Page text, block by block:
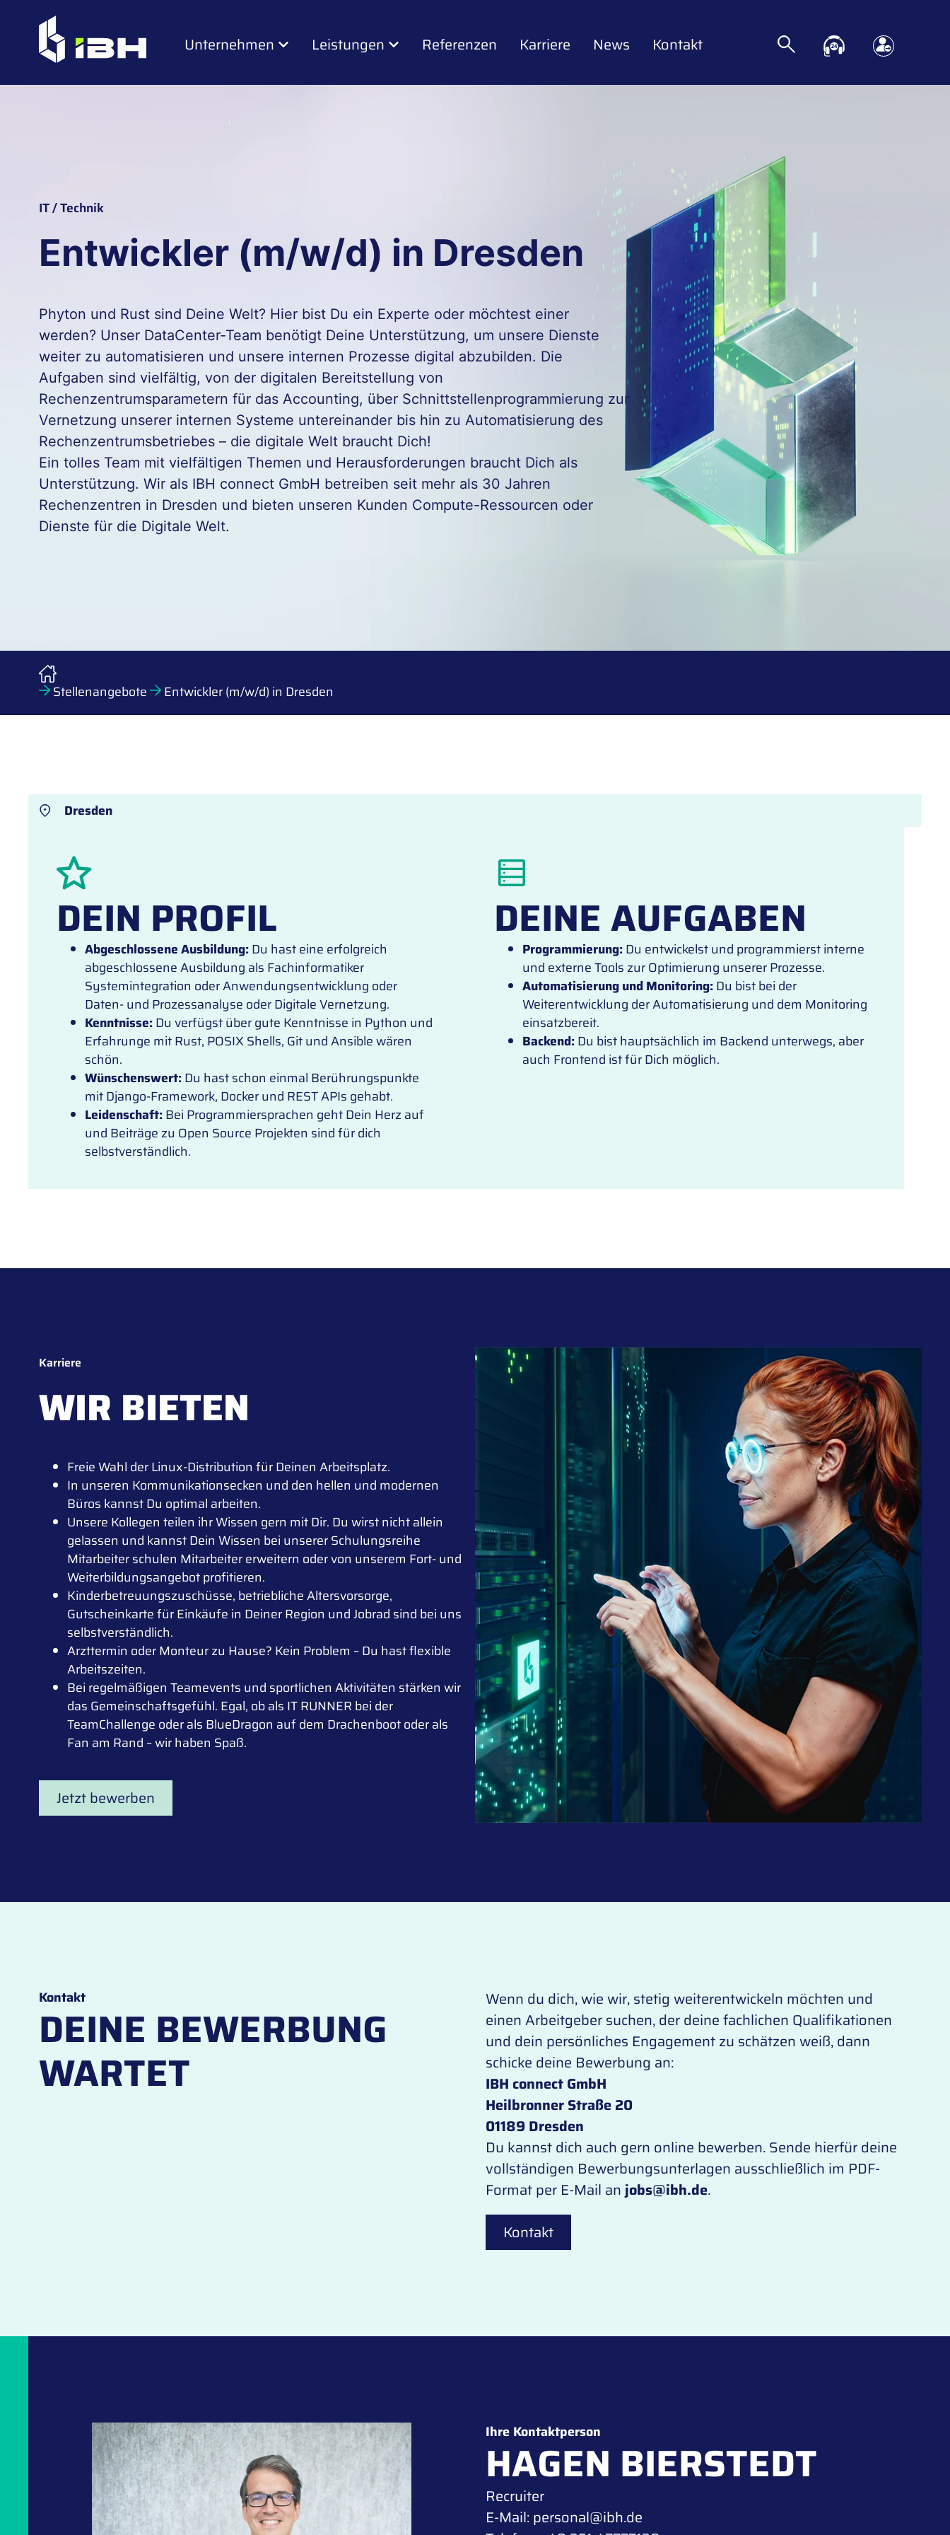
Unternehmen Leistungen Referenzen Karriere News Kontakt
IT / Technik
Entwickler (m/w/d) in Dresden
Phyton und Rust sind Deine Welt? Hier bist Du ein Experte oder möchtest einer
werden? Unser DataCenter-Team benötigt Deine Unterstützung, um unsere Dienste
weiter zu automatisieren und unsere internen Prozesse digital abzubilden. Die
Aufgaben sind vielfältig, von der digitalen Bereitstellung von
Rechenzentrumsparametern für das Accounting, über Schnittstellenprogrammierung zur
Vernetzung unserer internen Systeme untereinander bis hin zu Automatisierung des
Rechenzentrumsbetriebes – die digitale Welt braucht Dich!
Ein tolles Team mit vielfältigen Themen und Herausforderungen braucht Dich als
Unterstützung. Wir als IBH connect GmbH betreiben seit mehr als 30 Jahren
Rechenzentren in Dresden und bieten unseren Kunden Compute-Ressourcen oder
Dienste für die Digitale Welt.
Stellenangebote Entwickler (m/w/d) in Dresden
Dresden
DEIN PROFIL
Abgeschlossene Ausbildung:Du hast eine erfolgreich
abgeschlossene Ausbildung als Fachinformatiker
Systemintegration oder Anwendungsentwicklung oder
Daten- und Prozessanalyse oder Digitale Vernetzung.
Kenntnisse:Du verfügst über gute Kenntnisse in Python und
Erfahrunge mit Rust, POSIX Shells, Git und Ansible wären
schön.
Wünschenswert:Du hast schon einmal Berührungspunkte
mit Django-Framework, Docker und REST APIs gehabt.
Leidenschaft:Bei Programmiersprachen geht Dein Herz auf
und Beiträge zu Open Source Projekten sind für dich
selbstverständlich.
DEINE AUFGABEN
Programmierung:Du entwickelst und programmierst interne
und externe Tools zur Optimierung unserer Prozesse.
Automatisierung und Monitoring:Du bist bei der
Weiterentwicklung der Automatisierung und dem Monitoring
einsatzbereit.
Backend:Du bist hauptsächlich im Backend unterwegs, aber
auch Frontend ist für Dich möglich.
Karriere
WIR BIETEN
Freie Wahl der Linux-Distribution für Deinen Arbeitsplatz.
In unseren Kommunikationsecken und den hellen und modernen
Büros kannst Du optimal arbeiten.
Unsere Kollegen teilen ihr Wissen gern mit Dir. Du wirst nicht allein
gelassen und kannst Dein Wissen bei unserer Schulungsreihe
Mitarbeiter schulen Mitarbeiter erweitern oder von unserem Fort- und
Weiterbildungsangebot profitieren.
Kinderbetreuungszuschüsse, betriebliche Altersvorsorge,
Gutscheinkarte für Einkäufe in Deiner Region und Jobrad sind bei uns
selbstverständlich.
Arzttermin oder Monteur zu Hause? Kein Problem – Du hast flexible
Arbeitszeiten.
Bei regelmäßigen Teamevents und sportlichen Aktivitäten stärken wir
das Gemeinschaftsgefühl. Egal, ob als IT RUNNER bei der
TeamChallenge oder als BlueDragon auf dem Drachenboot oder als
Fan am Rand – wir haben Spaß.
Jetzt bewerben
Kontakt
DEINE BEWERBUNG
WARTET
Wenn du dich, wie wir, stetig weiterentwickeln möchten und
einen Arbeitgeber suchen, der deine fachlichen Qualifikationen
und dein persönliches Engagement zu schätzen weiß, dann
schicke deine Bewerbung an:
IBH connect GmbH
Heilbronner Straße 20
01189 Dresden
Du kannst dich auch gern online bewerben. Sende hierfür deine
vollständigen Bewerbungsunterlagen ausschließlich im PDF-
Format per E-Mail anjobs@ibh.de.
Kontakt
Ihre Kontaktperson
HAGEN BIERSTEDT
Recruiter
E-Mail:personal@ibh.de